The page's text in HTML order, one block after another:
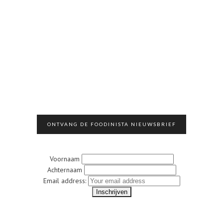
ONTVANG DE FOODINISTA NIEUWSBRIEF
Voornaam
Achternaam
Email address: